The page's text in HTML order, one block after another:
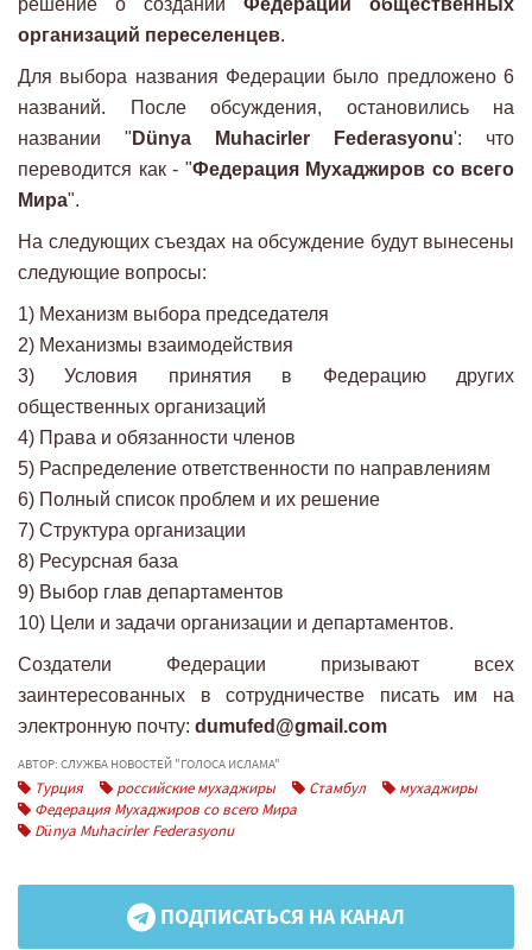
организаций переселенцев.
Для выбора названия Федерации было предложено 6
названий. После обсуждения, остановились на
названии " Dünya Muhacirler Federasyonu': что
переводится как - "Федерация Мухаджиров со всего
Мира".
На следующих съездах на обсуждение будут вынесены
следующие вопросы:
1) Механизм выбора председателя
2) Механизмы взаимодействия
3) Условия принятия в Федерацию других
общественных организаций
4) Права и обязанности членов
5) Распределение ответственности по направлениям
6) Полный список проблем и их решение
7) Структура организации
8) Ресурсная база
9) Выбор глав департаментов
10) Цели и задачи организации и департаментов.
Создатели Федерации призывают всех
заинтересованных в сотрудничестве писать им на
электронную почту: dumufed@gmail.com
АВТОР: СЛУЖБА НОВОСТЕЙ "ГОЛОСА ИСЛАМА"
Турция российские мухаджиры Стамбул
мухаджиры
Федерация Мухаджиров со всего Мира
Dünya Muhacirler Federasyonu
ПОДПИСАТЬСЯ НА КАНАЛ